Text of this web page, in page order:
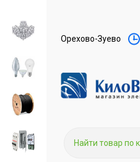
Орехово-Зуево